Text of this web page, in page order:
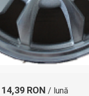
14,39 RON / lună